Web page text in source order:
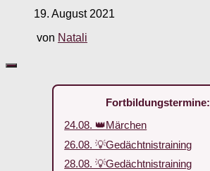
19. August 2021
von Natali
Fortbildungstermine:
24.08. 👑Märchen
26.08. 💡Gedächtnistraining
28.08. 💡Gedächtnistraining